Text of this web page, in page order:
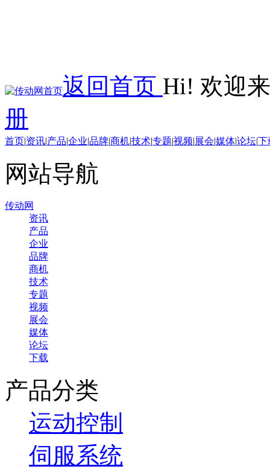
返回首页 Hi! 欢迎
册
首页|资讯|产品|企业|品牌|商机|技术|专题|视频|展会|媒体|论坛|下
网站导航
传动网
资讯
产品
企业
品牌
商机
技术
专题
视频
展会
媒体
论坛
下载
产品分类
运动控制
伺服系统